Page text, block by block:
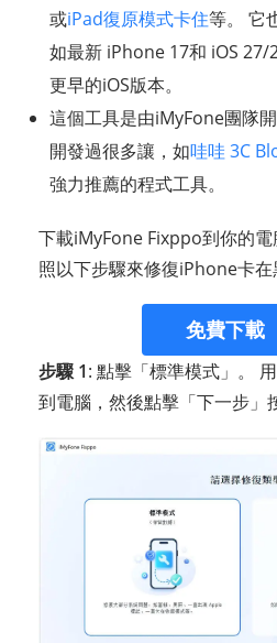
或iPad復原模式卡住等。 它
如最新 iPhone 17和 iOS
更早的iOS版本。
這個工具是由iMyFone團隊
開發過很多讓，如哇哇 3C
強力推薦的程式工具。
下載iMyFone Fixppo到你的
照以下步驟來修復iPhone卡在
免費下載
步驟 1: 點擊「標準模式」。
到電腦，然後點擊「下一步」